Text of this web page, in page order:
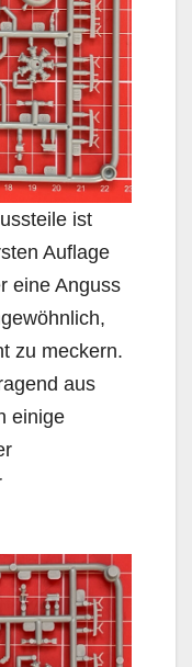
ist
Auflage
eine Anguss
zu meckern.
aus
einige